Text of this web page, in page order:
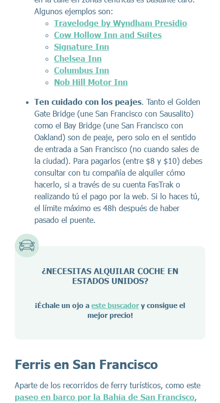
Algunos ejemplos son:
Travelodge by Wyndham Presidio
Cow Hollow Inn and Suites
Signature Inn
Chelsea Inn
Columbus Inn
Nob Hill Motor Inn
Ten cuidado con los peajes . Tanto el Golden
Gate Bridge (une San Francisco con Sausalito)
como el Bay Bridge (une San Francisco con
Oakland) son de peaje, pero solo en el sentido
de entrada a San Francisco (no cuando sales de
la ciudad). Para pagarlos (entre $8 y $10) debes
consultar con tu compañía de alquiler cómo
hacerlo, si a través de su cuenta FasTrak o
realizando tú el pago por la web. Si lo haces tú,
el límite máximo es 48h después de haber
pasado el puente.
¿NECESITAS ALQUILAR COCHE EN
ESTADOS UNIDOS?
¡Échale un ojo a este buscador y consigue el
mejor precio!
Ferris en San Francisco
Aparte de los recorridos de ferry turísticos, como este
paseo en barco por la Bahía de San Francisco